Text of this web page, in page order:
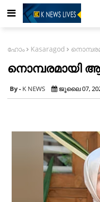
ഹോം Kasaragod
K NEWS ജൂലൈ 07,